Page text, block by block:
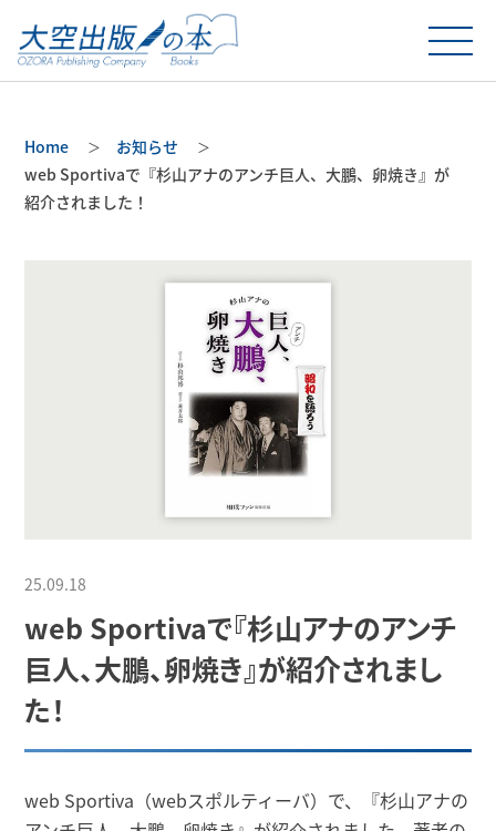
Home
お知らせ
web Sportivaで『杉山アナのアンチ巨人、大鵬、卵焼き』が
紹介されました！
25.09.18
web Sportivaで『杉山アナのアンチ
巨人、大鵬、卵焼き』が紹介されまし
た！
web Sportiva（webスポルティーバ）で、『杉山アナの